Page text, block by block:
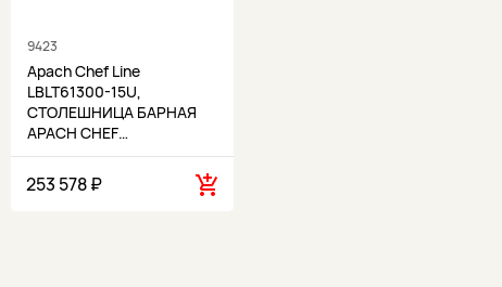
9423
Apach Chef Line
LBLT61300-15U,
СТОЛЕШНИЦА БАРНАЯ
APACH CHEF…
253 578 ₽